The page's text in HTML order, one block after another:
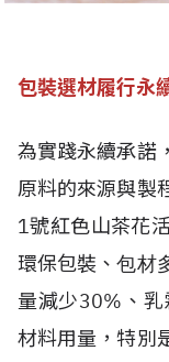
包裝選材履行永
為實踐永續承諾
原料的來源與製
1號紅色山茶花
環保包裝、包材
量減少30%、
材料用量，特別